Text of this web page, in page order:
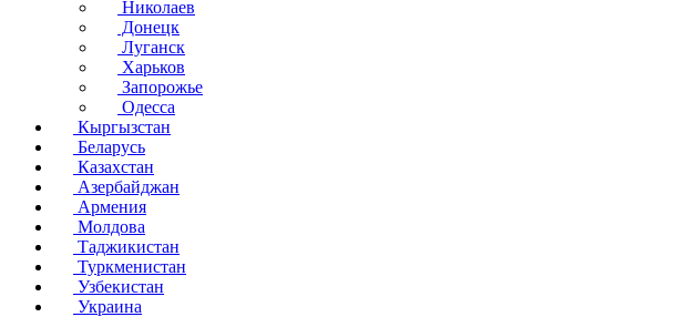
Николаев
Донецк
Луганск
Харьков
Запорожье
Одесса
Кыргызстан
Беларусь
Казахстан
Азербайджан
Армения
Молдова
Таджикистан
Туркменистан
Узбекистан
Украина